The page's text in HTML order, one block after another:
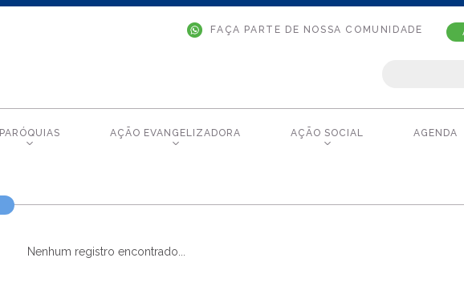
FAÇA PARTE DE NOSSA COMUNIDADE
PARÓQUIAS AÇÃO EVANGELIZADORA AÇÃO SOCIAL AGENDA
Nenhum registro encontrado...